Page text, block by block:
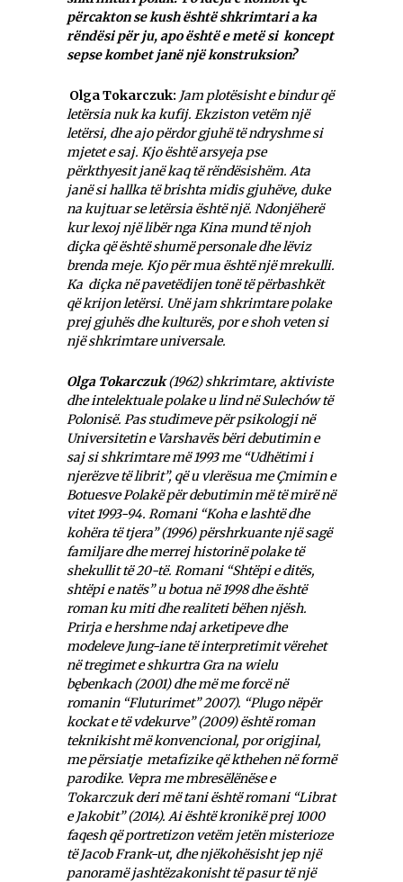
përcakton se kush është shkrimtari a ka
rëndësi për ju, apo është e metë si koncept
sepse kombet janë një konstruksion?
Olga Tokarczuk: Jam plotësisht e bindur që
letërsia nuk ka kufij. Ekziston vetëm një
letërsi, dhe ajo përdor gjuhë të ndryshme si
mjetet e saj. Kjo është arsyeja pse
përkthyesit janë kaq të rëndësishëm. Ata
janë si hallka të brishta midis gjuhëve, duke
na kujtuar se letërsia është një. Ndonjëherë
kur lexoj një libër nga Kina mund të njoh
diçka që është shumë personale dhe lëviz
brenda meje. Kjo për mua është një mrekulli.
Ka diçka në pavetëdijen tonë të përbashkët
që krijon letërsi. Unë jam shkrimtare polake
prej gjuhës dhe kulturës, por e shoh veten si
një shkrimtare universale.
Olga Tokarczuk(1962) shkrimtare, aktiviste
dhe intelektuale polake u lind në Sulechów të
Polonisë. Pas studimeve për psikologji në
Universitetin e Varshavës bëri debutimin e
saj si shkrimtare më 1993 me “Udhëtimi i
njerëzve të librit”, që u vlerësua me Çmimin e
Botuesve Polakë për debutimin më të mirë në
vitet 1993-94. Romani “Koha e lashtë dhe
kohëra të tjera” (1996) përshrkuante një sagë
familjare dhe merrej historinë polake të
shekullit të 20-të. Romani “Shtëpi e ditës,
shtëpi e natës” u botua në 1998 dhe është
roman ku miti dhe realiteti bëhen njësh.
Prirja e hershme ndaj arketipeve dhe
modeleve Jung-iane të interpretimit vërehet
në tregimet e shkurtra Gra na wielu
bębenkach (2001) dhe më me forcë në
romanin “Fluturimet” 2007). “Plugo nëpër
kockat e të vdekurve” (2009) është roman
teknikisht më konvencional, por origjinal,
me përsiatje metafizike që kthehen në formë
parodike. Vepra me mbresëlënëse e
Tokarczuk deri më tani është romani “Librat
e Jakobit” (2014). Ai është kronikë prej 1000
faqesh që portretizon vetëm jetën misterioze
të Jacob Frank-ut, dhe njëkohësisht jep një
panoramë jashtëzakonisht të pasur të një